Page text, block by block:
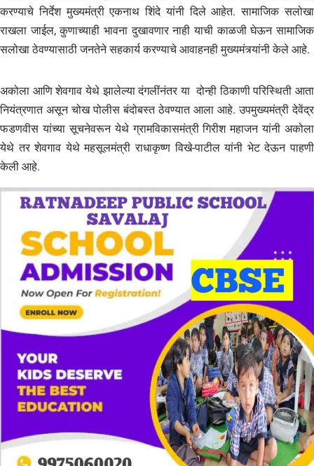
करण्याचे निर्देश मुख्यमंत्री एकनाथ शिंदे यांनी दिले आहेत. सामाजिक सलोखा
राखला जाईल, कुणाच्याही भावना दुखावणार नाही याची काळजी घेऊन सामाजिक
सलोखा ठेवण्यासाठी जनतेने सहकार्य करण्याचे आवाहनही मुख्यमंत्र्यांनी केले आहे.
अकोला आणि शेवगाव येथे झालेल्या दंगलींनंतर या दोन्ही ठिकाणी परिस्थिती आता
नियंत्रणात असून चोख पोलीस बंदोबस्त ठेवण्यात आला आहे. उपमुख्यमंत्री देवेंद्र
फडणवीस यांच्या सूचनेवरून येथे ग्रामविकासमंत्री गिरीश महाजन यांनी अकोला
येथे तर शेवगाव येथे महसूलमंत्री राधाकृष्ण विखे-पाटील यांनी भेट देऊन पाहणी
केली आहे.